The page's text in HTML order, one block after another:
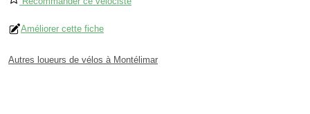
Améliorer cette fiche
Autres loueurs de vélos à Montélimar